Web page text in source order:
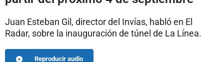
Juan Esteban Gil, director del Invías, habló en El
Radar, sobre la inauguración de túnel de La Línea.
Reproducir audio